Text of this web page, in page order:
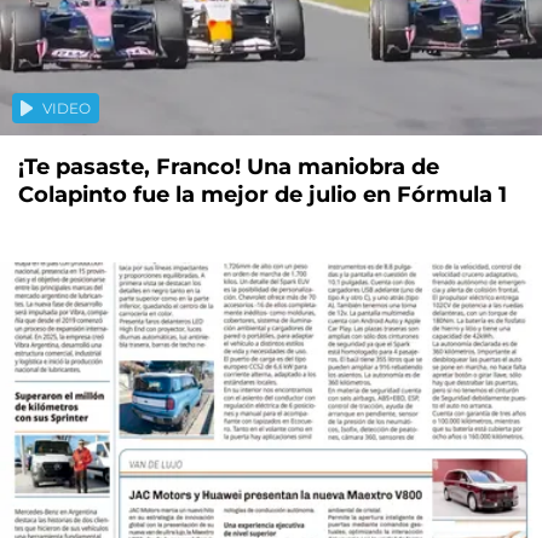
VIDEO
¡Te pasaste, Franco! Una maniobra de
Colapinto fue la mejor de julio en Fórmula 1